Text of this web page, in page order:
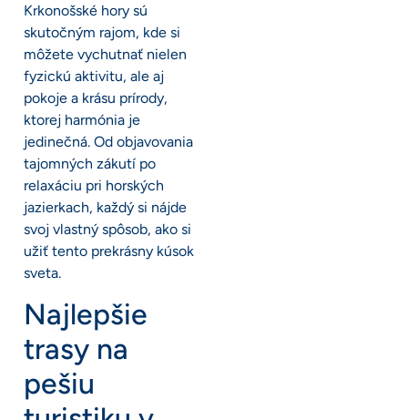
Krkonošské hory sú
skutočným rajom, kde si
môžete vychutnať nielen
fyzickú aktivitu, ale aj
pokoje a krásu prírody,
ktorej harmónia je
jedinečná. Od objavovania
tajomných zákutí po
relaxáciu pri horských
jazierkach, každý si nájde
svoj vlastný spôsob, ako si
užiť tento prekrásny kúsok
sveta.
Najlepšie
trasy na
pešiu